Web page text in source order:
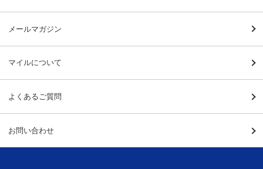
メールマガジン
マイルについて
よくあるご質問
お問い合わせ